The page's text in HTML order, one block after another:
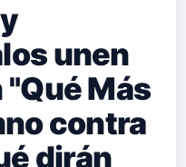
unen
Más
contra
dirán